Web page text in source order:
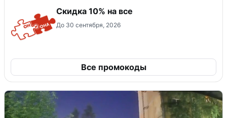
Скидка 10% на все
До 30 сентября, 2026
Все промокоды